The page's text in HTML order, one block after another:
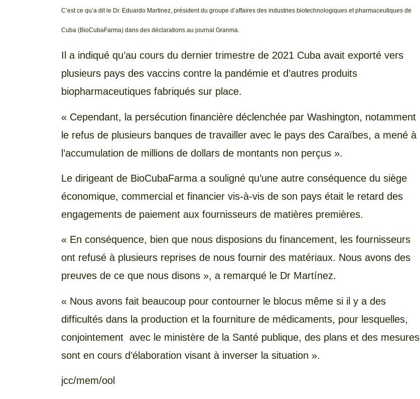
C’est ce qu’a dit le Dr. Eduardo Martinez, président du groupe d’affaires des industries biotechnologiques et pharmaceutiques de
Cuba (BioCubaFarma) dans des déclarations au journal Granma.
Il a indiqué qu’au cours du dernier trimestre de 2021 Cuba avait exporté vers
plusieurs pays des vaccins contre la pandémie et d’autres produits
biopharmaceutiques fabriqués sur place.
« Cependant, la persécution financière déclenchée par Washington, notamment
le refus de plusieurs banques de travailler avec le pays des Caraïbes, a mené à
l’accumulation de millions de dollars de montants non perçus ».
Le dirigeant de BioCubaFarma a souligné qu’une autre conséquence du siège
économique, commercial et financier vis-à-vis de son pays était le retard des
engagements de paiement aux fournisseurs de matières premières.
« En conséquence, bien que nous disposions du financement, les fournisseurs
ont refusé à plusieurs reprises de nous fournir des matériaux. Nous avons des
preuves de ce que nous disons », a remarqué le Dr Martínez.
« Nous avons fait beaucoup pour contourner le blocus même si il y a des
difficultés dans la production et la fourniture de médicaments, pour lesquelles,
conjointement avec le ministère de la Santé publique, des plans et des mesures
sont en cours d’élaboration visant à inverser la situation ».
jcc/mem/ool